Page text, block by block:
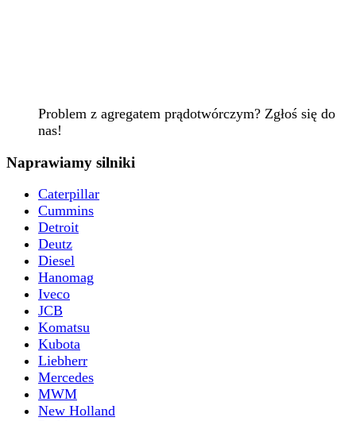
Problem z agregatem prądotwórczym? Zgłoś się do
nas!
Naprawiamy silniki
Caterpillar
Cummins
Detroit
Deutz
Diesel
Hanomag
Iveco
JCB
Komatsu
Kubota
Liebherr
Mercedes
MWM
New Holland